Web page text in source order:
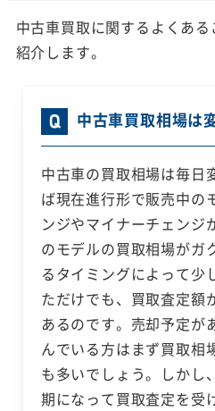
中古車買取に関するよくあ
紹介します。
中古車買取相場は
中古車の買取相場は毎日
ば現在進行形で販売中の
ンジやマイナーチェンジ
のモデルの買取相場がガ
るタイミングによって少
ただけでも、買取査定額
あるのです。売却予定が
んでいる方はまず買取相
も多いでしょう。しかし
期になって買取査定を受